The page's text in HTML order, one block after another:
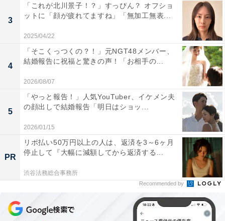
3
「これが北川景子！？」すっぴん？ オフショ
ットに「顔が疲れてますね」「無加工無表...
2025/04/22
4
「そこくっつくの？！」元NGT48メンバー、
結婚報告に祝福と驚きの声！「お相手の...
2026/08/07
5
「やっと報告！」人気YouTuber、イケメン夫
の顔出しで結婚報告「明日はショッ...
2026/01/15
PR
リボ払い50万円以上の人は、返済を3～6ヶ月
停止して『大幅に減額してから返済する...
渋谷法務総合事務所
Recommended by